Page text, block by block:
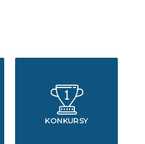
KONKURSY